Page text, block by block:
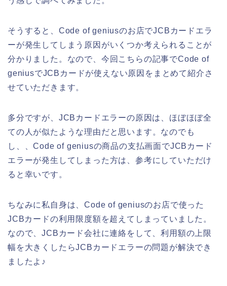
そうすると、Code of geniusのお店でJCBカードエラ
ーが発生してしまう原因がいくつか考えられることが
分かりました。なので、今回こちらの記事でCode of
geniusでJCBカードが使えない原因をまとめて紹介さ
せていただきます。
多分ですが、JCBカードエラーの原因は、ほぼほぼ全
ての人が似たような理由だと思います。なのでも
し、、Code of geniusの商品の支払画面でJCBカード
エラーが発生してしまった方は、参考にしていただけ
ると幸いです。
ちなみに私自身は、Code of geniusのお店で使った
JCBカードの利用限度額を超えてしまっていました。
なので、JCBカード会社に連絡をして、利用額の上限
幅を大きくしたらJCBカードエラーの問題が解決でき
ましたよ♪